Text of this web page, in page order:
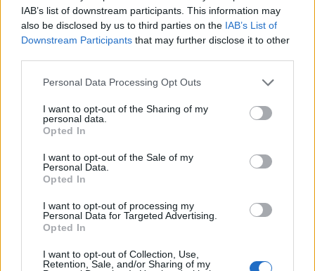
IAB’s list of downstream participants. This information may
also be disclosed by us to third parties on the IAB’s List of
Downstream Participants that may further disclose it to other
Please note that this website/app uses one or more Google
not limited to your visit or usage behaviour. You may click to
grant or deny consent to Google and its third-party tags to
use your data for below specified purposes in below Google
consent section.
Personal Data Processing Opt Outs
I want to opt-out of the Sharing of my
personal data.
Opted In
I want to opt-out of the Sale of my
Personal Data.
Opted In
I want to opt-out of processing my
Personal Data for Targeted Advertising.
Opted In
I want to opt-out of Collection, Use,
Retention, Sale, and/or Sharing of my
Maio de
2022
$
1,67
$ 1,47 $ 1,92 $ 1,69 -11%
1,70
Julho de
$
1,48
$ 1,26 $ 1,60 -13%
Agosto de
$
1,70
$ 1,38 $ 1,96 15%
Setembro
de 2022
1,79
$ 1,64 $ 2,09 5%
de 2022
1,89